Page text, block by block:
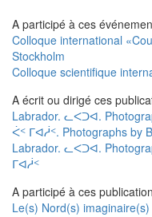
A participé à ces
Colloque international
Stockholm
Colloque scientifique
A écrit ou dirigé ces
Labrador. ᓚᐸᑐᐊ.
ᐹᑉ ᒥᐊᓲᑉ. Photographs by
Labrador. ᓚᐸᑐᐊ.
ᒥᐊᓲᑉ
A participé à ces
Le(s) Nord(s) imaginaire(s)